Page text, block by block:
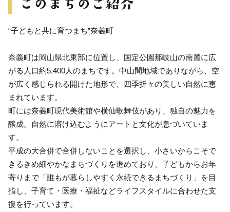
“子どもと共に育つまち”奈義町
奈義町は岡山県北東部に位置し、国定公園那岐山の南麓に広
がる人口約5,400人のまちです。中山間地域でありながら、空
が広く感じられる開けた地形で、四季折々の美しい自然に恵
まれています。
町には奈義町現代美術館や横仙歌舞伎があり、独自の魅力を
醸成。自然に溶け込むようにアートと文化が息づいていま
す。
平成の大合併で合併しないことを選択し、小さいからこそで
きるきめ細やかなまちづくりを進めており、子どもからお年
寄りまで「誰もが暮らしやすく永続できるまちづくり」を目
指し、子育て・医療・福祉などライフスタイルに合わせた支
援を行っています。